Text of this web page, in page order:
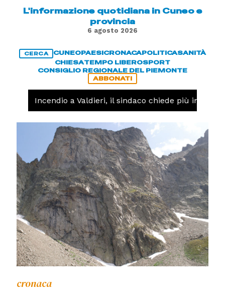
L'informazione quotidiana in Cuneo e
provincia
6 agosto 2026
CERCA CUNEOPAESICRONACAPOLITICASANITÀ
CHIESATEMPO LIBEROSPORT
CONSIGLIO REGIONALE DEL PIEMONTE
ABBONATI
Incendio a Valdieri, il sindaco chiede più
cronaca